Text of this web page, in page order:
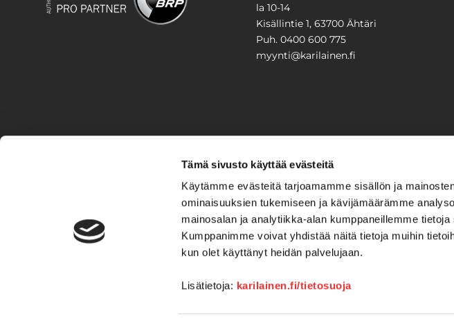
Tämä sivusto käyttää evästeitä
Käytämme evästeitä tarjoamamme sisällön ja
ominaisuuksien tukemiseen ja kävijämäärämme
mainosalan ja analytiikka-alan kumppaneillemme
Kumppanimme voivat yhdistää näitä tietoja muihin
kun olet käyttänyt heidän palvelujaan.
Lisätietoja: karilainen.fi/tietosuoja
la 10-14
Kisällintie 1, 63700 Ähtäri
Puh. 0400 600 775
myynti@karilainen.fi
PIHA & PUUTARHA
Stiga
VAIHTOLAITTEET
Veneet
Kelkat ja mönkijät